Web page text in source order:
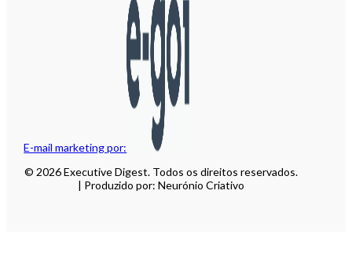
E-mail marketing por:
© 2026 Executive Digest. Todos os direitos reservados.
| Produzido por: Neurónio Criativo